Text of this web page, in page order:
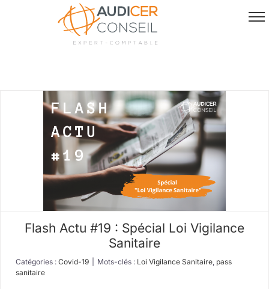
Flash Actu #19 : Spécial Loi Vigilance
Sanitaire
Catégories : Covid-19 Mots-clés : Loi Vigilance Sanitaire, pass
sanitaire